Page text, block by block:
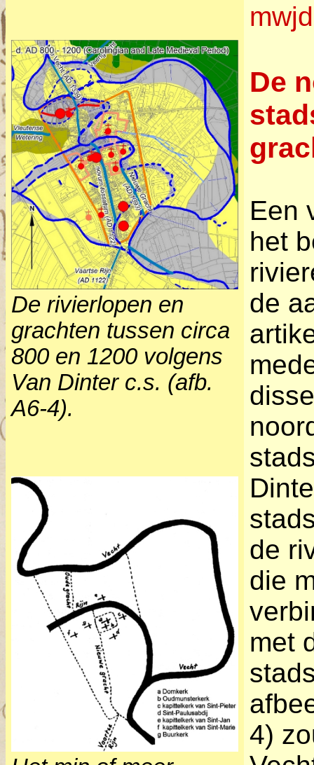
De rivierlopen en
grachten tussen circa
800 en 1200 volgens
Van Dinter c.s. (afb.
A6-4).
De
Een
het
de
de
die
met
4)